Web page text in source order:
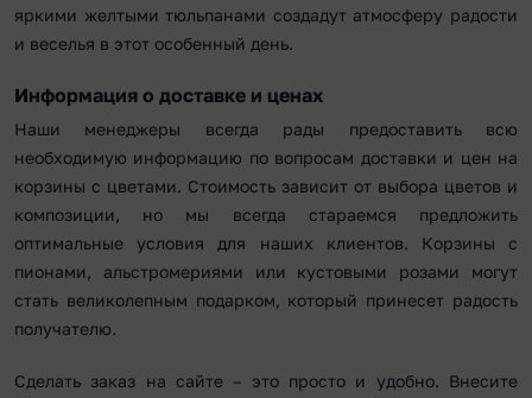
яркими желтыми тюльпанами создадут атмосферу радости
и веселья в этот особенный день.
Информация о доставке и ценах
Наши менеджеры всегда рады предоставить всю
необходимую информацию по вопросам доставки и цен на
корзины с цветами. Стоимость зависит от выбора цветов и
композиции, но мы всегда стараемся предложить
оптимальные условия для наших клиентов. Корзины с
пионами, альстромериями или кустовыми розами могут
стать великолепным подарком, который принесет радость
получателю.
Сделать заказ на сайте – это просто и удобно. Внесите